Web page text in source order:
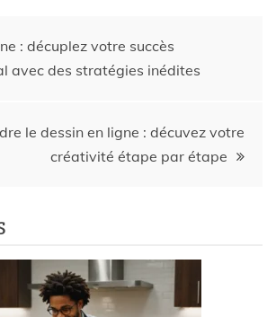
: décuplez votre succès
avec des stratégies inédites
le dessin en ligne : décuvez votre
créativité étape par étape